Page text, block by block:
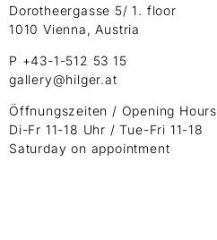
Dorotheergasse 5/ 1. floor
1010 Vienna, Austria
P +43-1-512 53 15
gallery@hilger.at
Öffnungszeiten / Opening Hours
Di-Fr 11-18 Uhr / Tue-Fri 11-18
Saturday on appointment